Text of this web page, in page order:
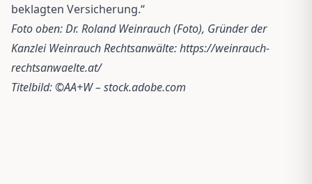
beklagten Versicherung.“
Foto oben: Dr. Roland Weinrauch (Foto), Gründer der
Kanzlei Weinrauch Rechtsanwälte:https://weinrauch-
rechtsanwaelte.at/
Titelbild: ©AA+W – stock.adobe.com